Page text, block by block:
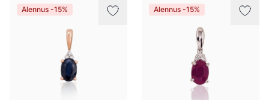
Alennus -15% Alennus -15%